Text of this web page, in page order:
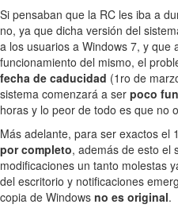
Si pensaban que la RC les iba a
no, ya que dicha versión del
a los usuarios a Windows 7, y que
funcionamiento del mismo, el
fecha de caducidad (1ro de
sistema comenzará a ser poco
horas y lo peor de todo es que no
Más adelante, para ser exactos el
por completo, además de esto el
modificaciones un tanto molestas
del escritorio y notificaciones
copia de Windows no es original.